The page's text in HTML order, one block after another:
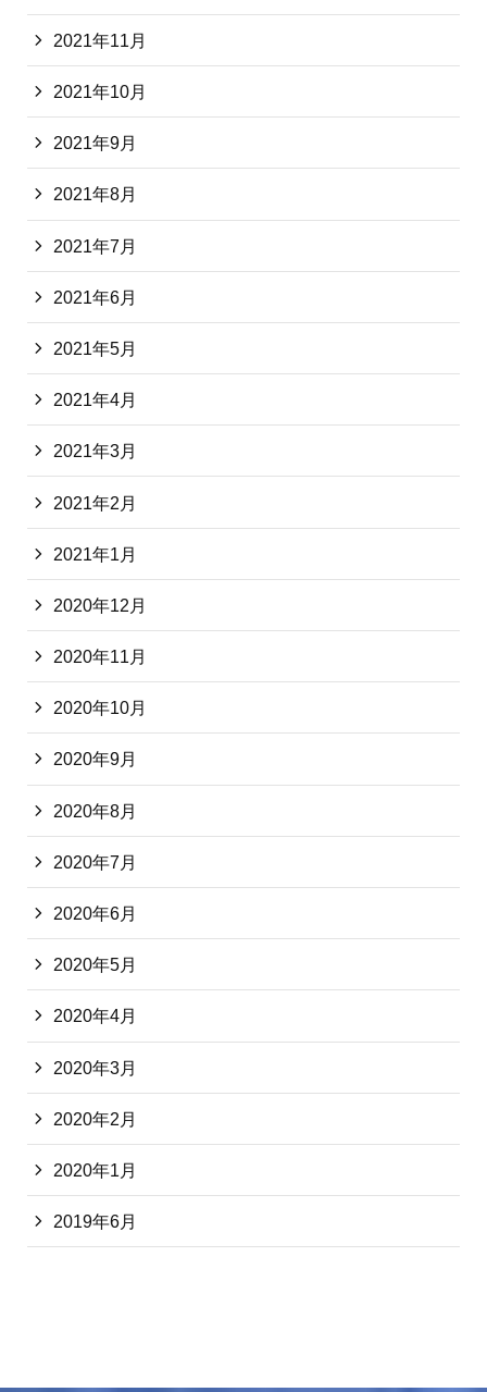
2021年11月
2021年10月
2021年9月
2021年8月
2021年7月
2021年6月
2021年5月
2021年4月
2021年3月
2021年2月
2021年1月
2020年12月
2020年11月
2020年10月
2020年9月
2020年8月
2020年7月
2020年6月
2020年5月
2020年4月
2020年3月
2020年2月
2020年1月
2019年6月